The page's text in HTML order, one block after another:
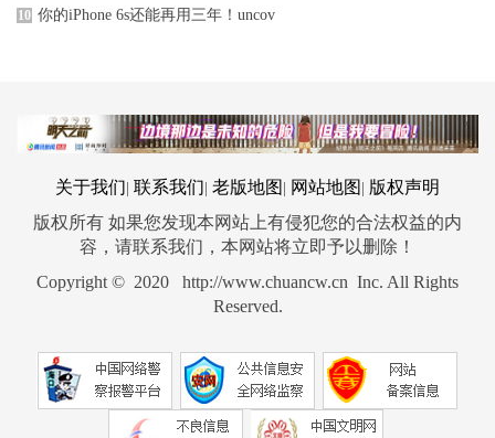
10 你的iPhone 6s还能再用三年！uncov
关于我们| 联系我们| 老版地图 | 网站地图 | 版权声明
版权所有 如果您发现本网站上有侵犯您的合法权益的内
容，请联系我们，本网站将立即予以删除！
Copyright © 2020 http://www.chuancw.cn Inc. All Rights
Reserved.